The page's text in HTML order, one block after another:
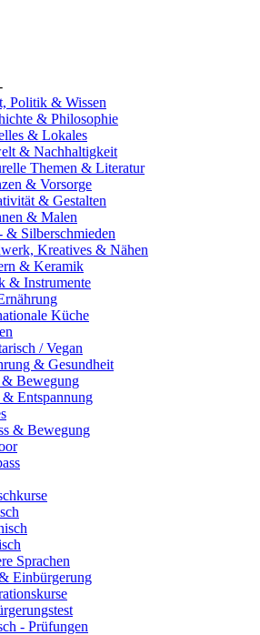
Politik & Wissen
& Philosophie
& Lokales
& Nachhaltigkeit
Themen & Literatur
& Vorsorge
& Gestalten
& Malen
& Silberschmieden
Kreatives & Nähen
& Keramik
& Instrumente
Küche
/ Vegan
& Gesundheit
& Bewegung
& Entspannung
& Bewegung
Sprachen
Einbürgerung
- Prüfungen